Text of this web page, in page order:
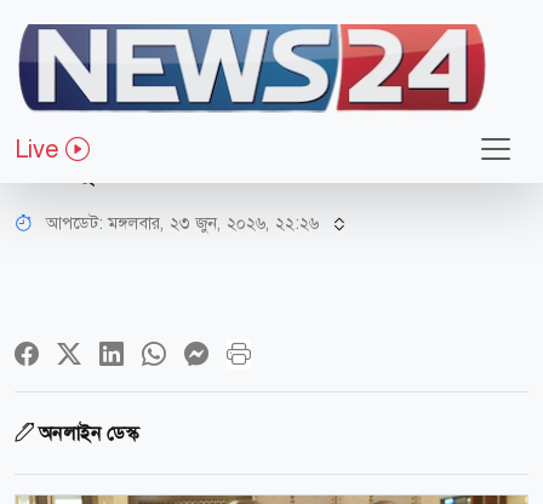
Live
জাতীয়
মালয়েশিয়ার বন্ধুত্বে আমরা গভীরভাবে
অভিভূত: প্রধানমন্ত্রী
আপডেট: মঙ্গলবার, ২৩ জুন, ২০২৬, ২২:২৬
অনলাইন ডেস্ক